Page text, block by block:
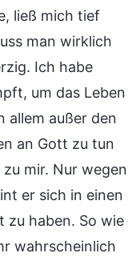
ließ mich tief
man wirklich
Ich habe
um das Leben
allem außer den
an Gott zu tun
mir. Nur wegen
er sich in einen
zu haben. So wie
wahrscheinlich